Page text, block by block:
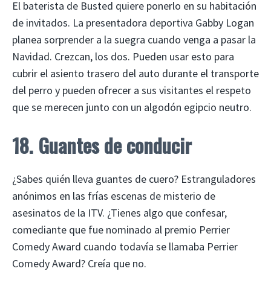
El baterista de Busted quiere ponerlo en su habitación
de invitados. La presentadora deportiva Gabby Logan
planea sorprender a la suegra cuando venga a pasar la
Navidad. Crezcan, los dos. Pueden usar esto para
cubrir el asiento trasero del auto durante el transporte
del perro y pueden ofrecer a sus visitantes el respeto
que se merecen junto con un algodón egipcio neutro.
18. Guantes de conducir
¿Sabes quién lleva guantes de cuero? Estranguladores
anónimos en las frías escenas de misterio de
asesinatos de la ITV. ¿Tienes algo que confesar,
comediante que fue nominado al premio Perrier
Comedy Award cuando todavía se llamaba Perrier
Comedy Award? Creía que no.